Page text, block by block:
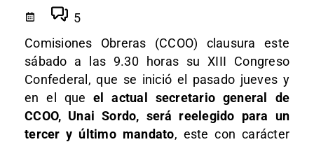
5
Comisiones Obreras (CCOO) clausura este
sábado a las 9.30 horas su XIII Congreso
Confederal, que se inició el pasado jueves y
en el queel actual secretario general de
CCOO, Unai Sordo, será reelegido para un
tercer y último mandato, este con carácter